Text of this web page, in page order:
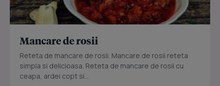
Mancare de rosii
Reteta de mancare de rosii. Mancare de rosii reteta
simpla si delicioasa. Reteta de mancare de rosii cu
ceapa, ardei copt si...